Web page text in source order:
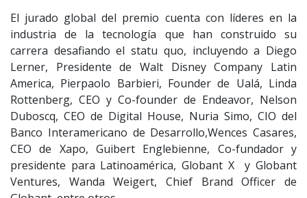
El jurado global del premio cuenta con líderes en la
industria de la tecnología que han construido su
carrera desafiando el statu quo, incluyendo a Diego
Lerner, Presidente de Walt Disney Company Latin
America, Pierpaolo Barbieri, Founder de Ualá, Linda
Rottenberg, CEO y Co-founder de Endeavor, Nelson
Duboscq, CEO de Digital House, Nuria Simo, CIO del
Banco Interamericano de Desarrollo,Wences Casares,
CEO de Xapo, Guibert Englebienne, Co-fundador y
presidente para Latinoamérica, Globant X y Globant
Ventures, Wanda Weigert, Chief Brand Officer de